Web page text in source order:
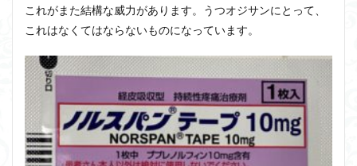
これがまた結構な威力があります。うつオジサンにとって、
これはなくてはならないものになっています。